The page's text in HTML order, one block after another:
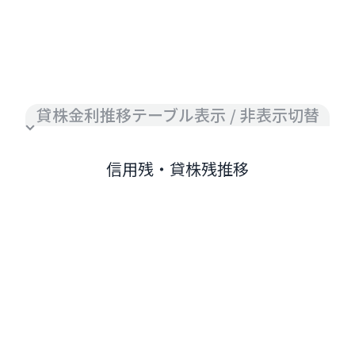
貸株金利推移テーブル表示 / 非表示切替
信用残・貸株残推移